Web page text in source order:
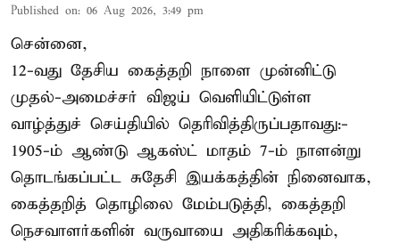
Published on: 06 Aug 2026, 3:49 pm
சென்னை,
12-வது தேசிய கைத்தறி நாளை முன்னிட்டு
முதல்-அமைச்சர் விஜய் வெளியிட்டுள்ள
வாழ்த்துச் செய்தியில் தெரிவித்திருப்பதாவது:-
1905-ம் ஆண்டு ஆகஸ்ட் மாதம் 7-ம் நாளன்று
தொடங்கப்பட்ட சுதேசி இயக்கத்தின் நினைவாக,
கைத்தறித் தொழிலை மேம்படுத்தி, கைத்தறி
நெசவாளர்களின் வருவாயை அதிகரிக்கவும்,